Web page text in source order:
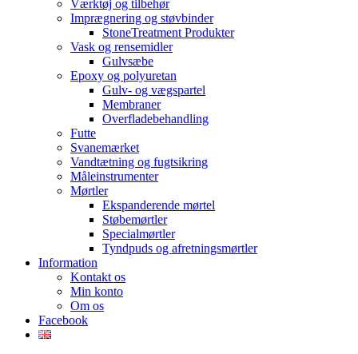
Værktøj og tilbehør
Imprægnering og støvbinder
StoneTreatment Produkter
Vask og rensemidler
Gulvsæbe
Epoxy og polyuretan
Gulv- og vægspartel
Membraner
Overfladebehandling
Futte
Svanemærket
Vandtætning og fugtsikring
Måleinstrumenter
Mørtler
Ekspanderende mørtel
Støbemørtler
Specialmørtler
Tyndpuds og afretningsmørtler
Information
Kontakt os
Min konto
Om os
Facebook